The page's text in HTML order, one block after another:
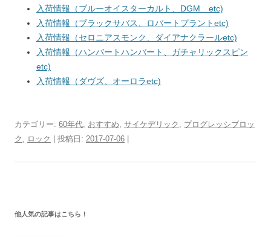
入荷情報（ブルーオイスターカルト、DGM etc)
入荷情報（ブラックサバス、ロバートプラントetc)
入荷情報（セロニアスモンク、ダイアナクラールetc)
入荷情報（ハンバートハンバート、ガチャリックスピン
etc)
入荷情報（ダヴズ、オーロラetc)
カテゴリー: 60年代, おすすめ, サイケデリック , プログレッシブロッ
ク , ロック | 投稿日: 2017-07-06
他人気の記事はこちら！